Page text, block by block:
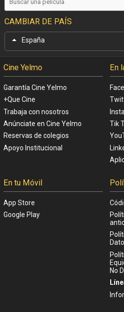
CAMBIAR DE PAÍS
España
Cine Yelmo
Garantía Cine Yelmo
+Que Cine
Trabaja con nosotros
Anúnciate en Cine Yelmo
Reservas de colegios
Apoyo Institucional
En
Tik
En tu Móvil
App Store
Google Play
No